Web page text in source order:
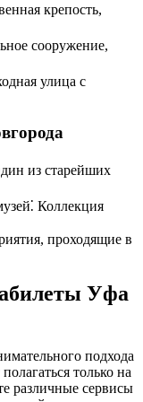
крепость,
сооружение,
улица с
из старейших
Коллекция
проходящие в
Уфа
подхода
только на
различные сервисы